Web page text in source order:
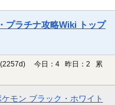
プラチナ攻略Wiki トップ
(2257d)
今日：4 昨日：2 累
ケモン ブラック・ホワイト